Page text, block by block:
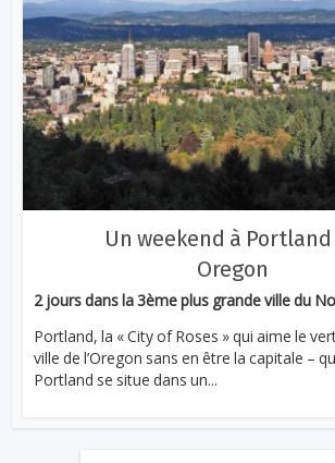
Un weekend à Portland
Oregon
2 jours dans la 3ème plus grande ville du
Portland, la « City of Roses » qui aime le
ville de l’Oregon sans en être la capitale –
Portland se situe dans un...